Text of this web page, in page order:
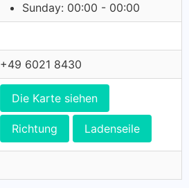
Sunday: 00:00 - 00:00
+49 6021 8430
Die Karte siehen
Richtung Ladenseile